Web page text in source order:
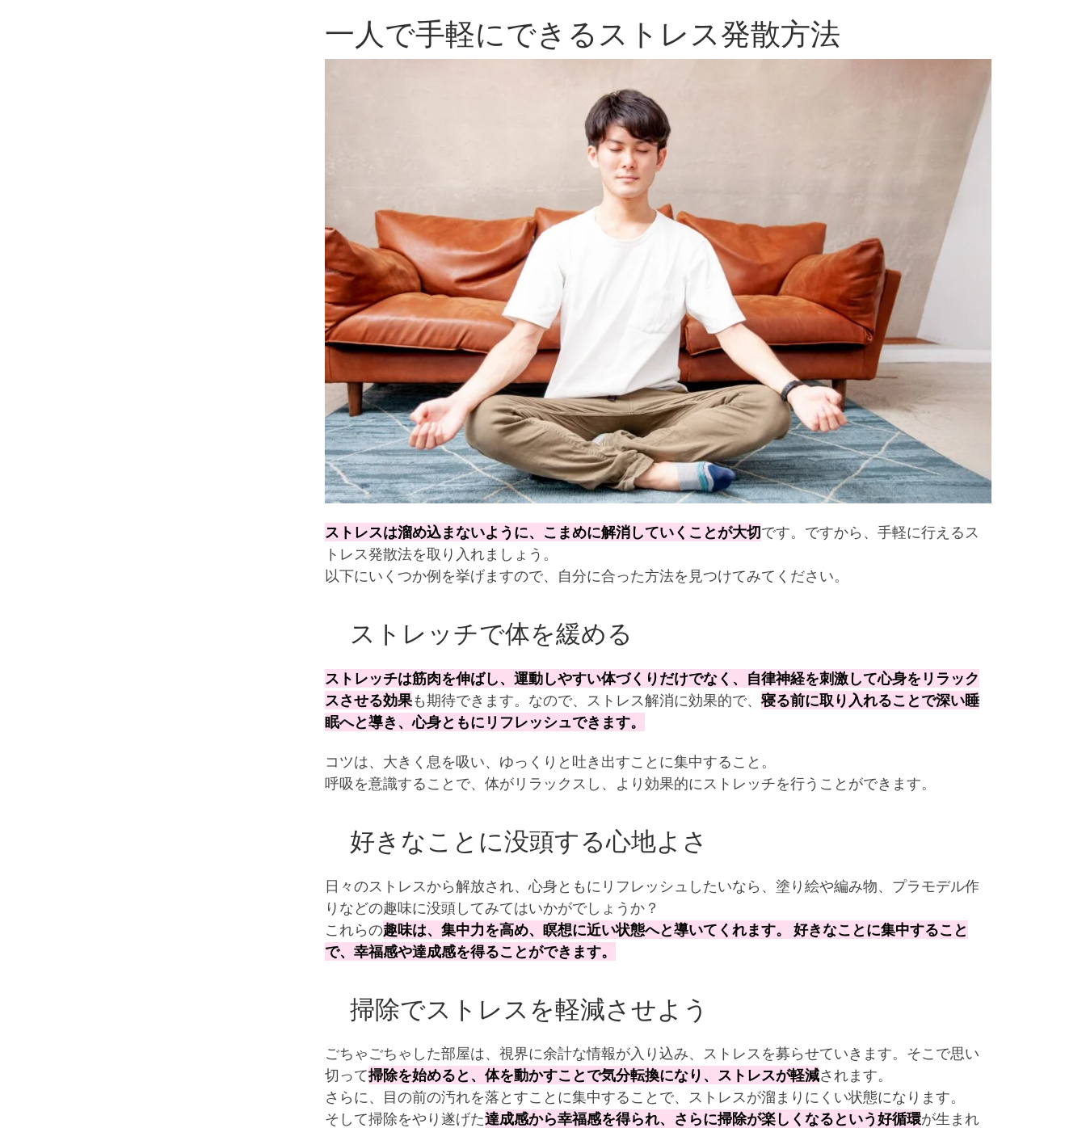
一人で手軽にできるストレス発散方法
ストレスは溜め込まないように、こまめに解消していくことが大切です。ですから、手軽に行えるス
トレス発散法を取り入れましょう。
以下にいくつか例を挙げますので、自分に合った方法を見つけてみてください。
ストレッチで体を緩める
ストレッチは筋肉を伸ばし、運動しやすい体づくりだけでなく、自律神経を刺激して心身をリラック
スさせる効果も期待できます。なので、ストレス解消に効果的で、寝る前に取り入れることで深い睡
眠へと導き、心身ともにリフレッシュできます。
コツは、大きく息を吸い、ゆっくりと吐き出すことに集中すること。
呼吸を意識することで、体がリラックスし、より効果的にストレッチを行うことができます。
好きなことに没頭する心地よさ
日々のストレスから解放され、心身ともにリフレッシュしたいなら、塗り絵や編み物、プラモデル作
りなどの趣味に没頭してみてはいかがでしょうか？
これらの趣味は、集中力を高め、瞑想に近い状態へと導いてくれます。 好きなことに集中すること
で、幸福感や達成感を得ることができます。
掃除でストレスを軽減させよう
ごちゃごちゃした部屋は、視界に余計な情報が入り込み、ストレスを募らせていきます。そこで思い
切って掃除を始めると、体を動かすことで気分転換になり、ストレスが軽減されます。
さらに、目の前の汚れを落とすことに集中することで、ストレスが溜まりにくい状態になります。
そして掃除をやり遂げた達成感から幸福感を得られ、さらに掃除が楽しくなるという好循環が生まれ